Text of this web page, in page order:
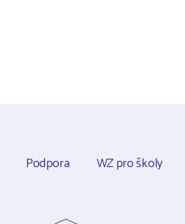
Podpora WZ pro školy